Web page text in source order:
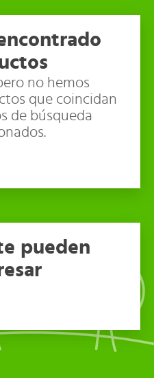
no hemos
que coincidan
de búsqueda
pueden